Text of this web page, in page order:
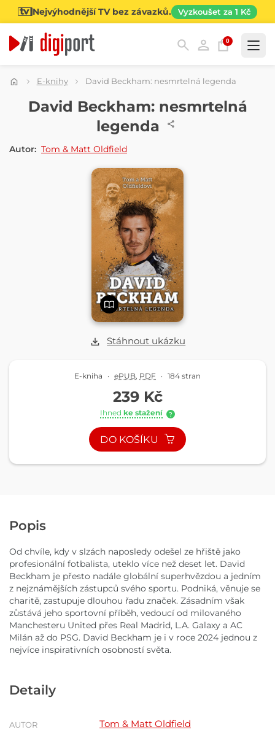
Nejvýhodnější TV bez závazků. Vyzkoušet za 1 Kč
0
Kategorie
E-knihy David Beckham: nesmrtelná legenda
Stáhnout ukázku
E-KNIHADavid Beckham: nesmrtelná
legenda
Autor: Tom & Matt Oldfield
E-kniha · ePUB, PDF · 184 stran
239 Kč
Ihned ke stažení ?
DO KOŠÍKU
Popis
Od chvíle, kdy v slzách naposledy odešel ze hřiště jako
profesionální fotbalista, uteklo více než deset let. David
Beckham je přesto nadále globální superhvězdou a jedním
z nejznámějších zástupců svého sportu. Podniká, věnuje se
charitě, zastupuje dlouhou řadu značek. Zásadním však
zůstává jeho sportovní příběh, vedoucí od milovaného
Manchesteru United přes Real Madrid, L.A. Galaxy a AC
Milán až do PSG. David Beckham je i v roce 2024 jednou z
nejvíce inspirativních osobností světa.
Detaily
AUTOR Tom & Matt Oldfield